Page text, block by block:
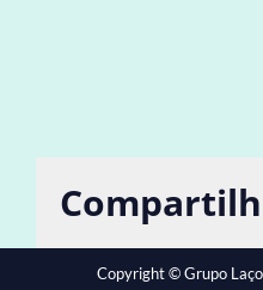
Copyright © Grupo